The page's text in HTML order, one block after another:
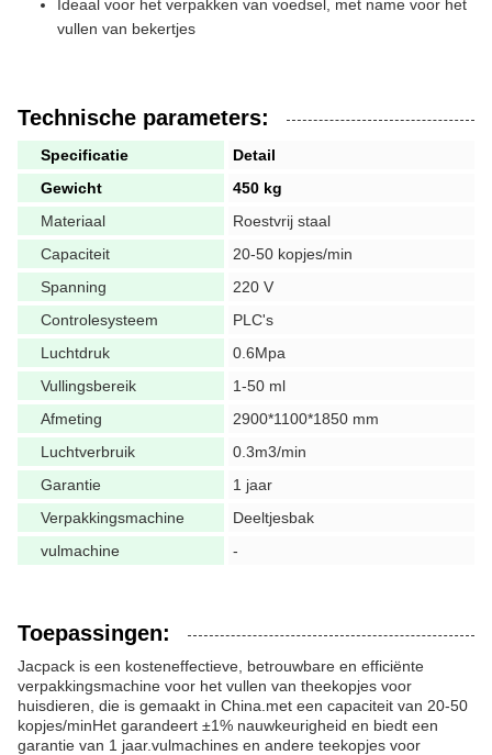
Ideaal voor het verpakken van voedsel, met name voor het
vullen van bekertjes
Technische parameters:
Specificatie
Detail
Gewicht
450 kg
Materiaal
Roestvrij staal
Capaciteit
20-50 kopjes/min
Spanning
220 V
Controlesysteem
PLC's
Luchtdruk
0.6Mpa
Vullingsbereik
1-50 ml
Afmeting
2900*1100*1850 mm
Luchtverbruik
0.3m3/min
Garantie
1 jaar
Verpakkingsmachine
Deeltjesbak
vulmachine
-
Toepassingen:
Jacpack is een kosteneffectieve, betrouwbare en efficiënte
verpakkingsmachine voor het vullen van theekopjes voor
huisdieren, die is gemaakt in China.met een capaciteit van 20-50
kopjes/minHet garandeert ±1% nauwkeurigheid en biedt een
garantie van 1 jaar.vulmachines en andere teekopjes voor